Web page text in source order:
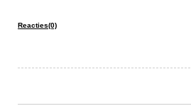
Reacties(0)